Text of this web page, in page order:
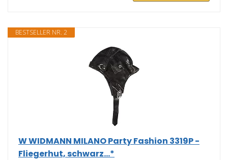
BESTSELLER NR. 2
W WIDMANN MILANO Party Fashion 3319P -
Fliegerhut, schwarz...*